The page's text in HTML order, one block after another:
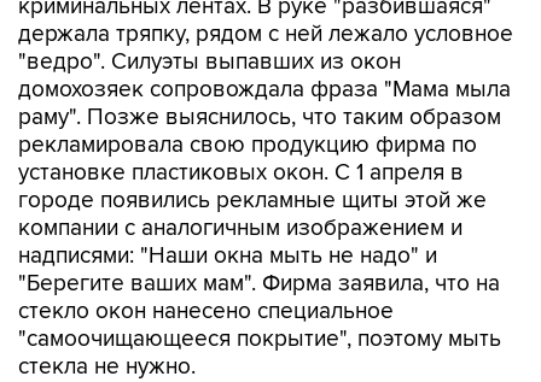
криминальных лентах. В руке "разбившаяся"
держала тряпку, рядом с ней лежало условное
"ведро". Силуэты выпавших из окон
домохозяек сопровождала фраза "Мама мыла
раму". Позже выяснилось, что таким образом
рекламировала свою продукцию фирма по
установке пластиковых окон. С 1 апреля в
городе появились рекламные щиты этой же
компании с аналогичным изображением и
надписями: "Наши окна мыть не надо" и
"Берегите ваших мам". Фирма заявила, что на
стекло окон нанесено специальное
"самоочищающееся покрытие", поэтому мыть
стекла не нужно.